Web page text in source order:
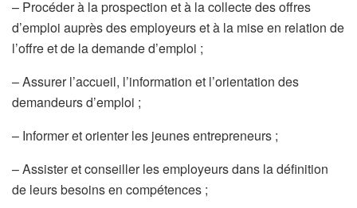
– Procéder à la prospection et à la collecte des offres
d’emploi auprès des employeurs et à la mise en relation de
l’offre et de la demande d’emploi ;
– Assurer l’accueil, l’information et l’orientation des
demandeurs d’emploi ;
– Informer et orienter les jeunes entrepreneurs ;
– Assister et conseiller les employeurs dans la définition
de leurs besoins en compétences ;